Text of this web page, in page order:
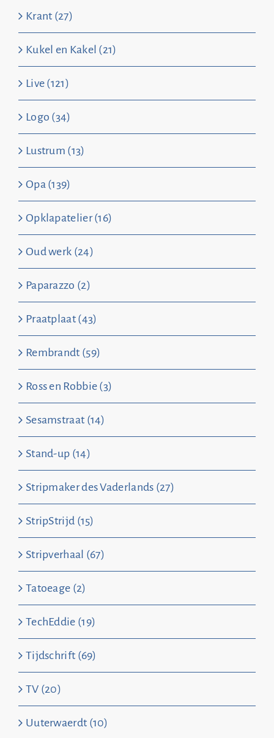
Krant (27)
Kukel en Kakel (21)
Live (121)
Logo (34)
Lustrum (13)
Opa (139)
Opklapatelier (16)
Oud werk (24)
Paparazzo (2)
Praatplaat (43)
Rembrandt (59)
Ross en Robbie (3)
Sesamstraat (14)
Stand-up (14)
Stripmaker des Vaderlands (27)
StripStrijd (15)
Stripverhaal (67)
Tatoeage (2)
TechEddie (19)
Tijdschrift (69)
TV (20)
Uuterwaerdt (10)